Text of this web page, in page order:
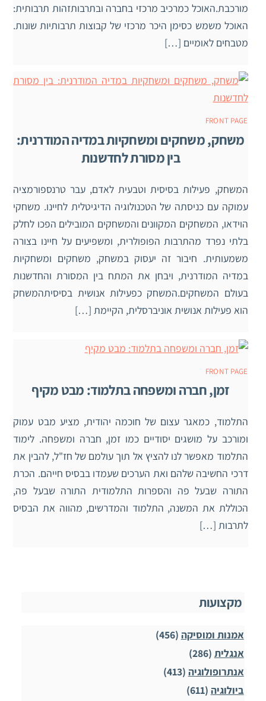
מורכבת.האוכל כמרכיב מרכזי בחברה ובתרבותזהות תרבותית:
האוכל משמש כסימן היכר מרכזי של קבוצות תרבותיות שונות.
מטבחים לאומיים […]
FRONT PAGE
משחק, משחקים ומשחקיות במדיה המודרנית:
בין מסורת לחדשנות
המשחק, פעילות בסיסית וטבעית לאדם, עבר טרנספורמציה
עמוקה עם כניסתה של הטכנולוגיה הדיגיטלית לחיינו. משחקי
הוידאו, המשחקים המקוונים והמשחקים המובילים הפכו לחלק
בלתי נפרד מהתרבות הפופולרית, ומשפיעים על חיינו בצורה
משמעותית. חיבור זה יעסוק במשחק, משחקים ומשחקיות
במדיה המודרנית, ויבחן את המתח בין המסורת והחדשנות
בעולם המשחקים.המשחק כפעילות אנושית בסיסיתהמשחק
הוא פעילות אנושית אוניברסלית, הקיימת […]
FRONT PAGE
זמן, חברה ומשפחה בתלמוד: מבט מקיף
התלמוד, כמאגר עצום של חוכמה יהודית, מציע מבט עמוק
ומורכב על מושגים יסודיים כמו זמן, חברה ומשפחה. לימוד
התלמוד מאפשר לנו להציץ אל תוך עולמם של חז"ל, להבין את
דרכי החשיבה שלהם ואת הערכים שעמדו בבסיס חייהם. הכרת
התורה שבעל פה והספרות התלמודית התורה שבעל פה,
הכוללת את המשנה, התלמוד והמדרשים, מהווה את הבסיס
לתרבות […]
מקצועות
אמנות ומוסיקה (456)
אנגלית (286)
אנתרופולוגיה (413)
ביולוגיה (611)